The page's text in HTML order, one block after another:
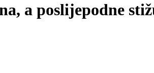
a poslijepodne